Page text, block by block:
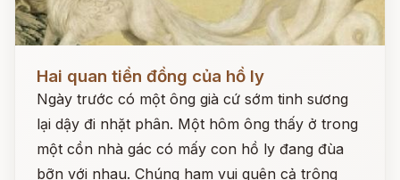
Hai quan tiền đồng của hồ ly
Ngày trước có một ông già cứ sớm tinh sương
lại dậy đi nhặt phân. Một hôm ông thấy ở trong
một cồn nhà gác có mấy con hồ ly đang đùa
bỡn với nhau. Chúng ham vui quên cả trông